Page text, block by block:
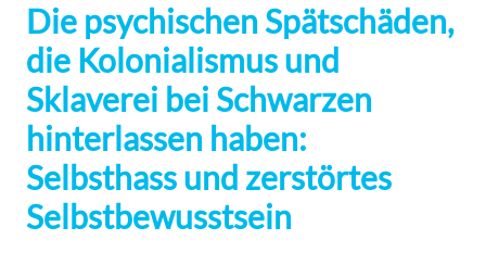
Die psychischen Spätschäden,
die Kolonialismus und
Sklaverei bei Schwarzen
hinterlassen haben:
Selbsthass und zerstörtes
Selbstbewusstsein